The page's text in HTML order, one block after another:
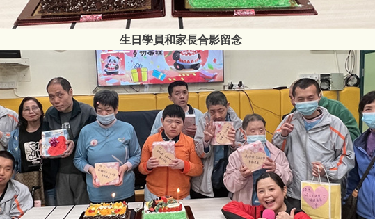
生日學員和家長合影留念